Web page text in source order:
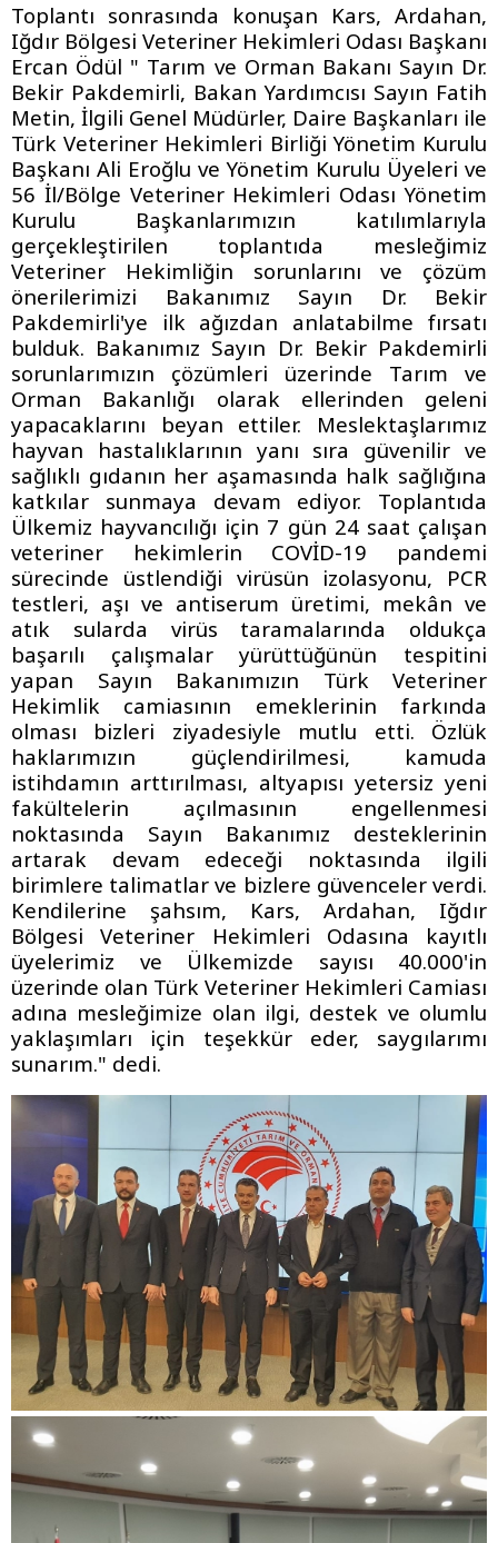
Toplantı sonrasında konuşan Kars, Ardahan,
Iğdır Bölgesi Veteriner Hekimleri Odası Başkanı
Ercan Ödül " Tarım ve Orman Bakanı Sayın Dr.
Bekir Pakdemirli, Bakan Yardımcısı Sayın Fatih
Metin, İlgili Genel Müdürler, Daire Başkanları ile
Türk Veteriner Hekimleri Birliği Yönetim Kurulu
Başkanı Ali Eroğlu ve Yönetim Kurulu Üyeleri ve
56 İl/Bölge Veteriner Hekimleri Odası Yönetim
Kurulu Başkanlarımızın katılımlarıyla
gerçekleştirilen toplantıda mesleğimiz
Veteriner Hekimliğin sorunlarını ve çözüm
önerilerimizi Bakanımız Sayın Dr. Bekir
Pakdemirli'ye ilk ağızdan anlatabilme fırsatı
bulduk. Bakanımız Sayın Dr. Bekir Pakdemirli
sorunlarımızın çözümleri üzerinde Tarım ve
Orman Bakanlığı olarak ellerinden geleni
yapacaklarını beyan ettiler. Meslektaşlarımız
hayvan hastalıklarının yanı sıra güvenilir ve
sağlıklı gıdanın her aşamasında halk sağlığına
katkılar sunmaya devam ediyor. Toplantıda
Ülkemiz hayvancılığı için 7 gün 24 saat çalışan
veteriner hekimlerin COVİD-19 pandemi
sürecinde üstlendiği virüsün izolasyonu, PCR
testleri, aşı ve antiserum üretimi, mekân ve
atık sularda virüs taramalarında oldukça
başarılı çalışmalar yürüttüğünün tespitini
yapan Sayın Bakanımızın Türk Veteriner
Hekimlik camiasının emeklerinin farkında
olması bizleri ziyadesiyle mutlu etti. Özlük
haklarımızın güçlendirilmesi, kamuda
istihdamın arttırılması, altyapısı yetersiz yeni
fakültelerin açılmasının engellenmesi
noktasında Sayın Bakanımız desteklerinin
artarak devam edeceği noktasında ilgili
birimlere talimatlar ve bizlere güvenceler verdi.
Kendilerine şahsım, Kars, Ardahan, Iğdır
Bölgesi Veteriner Hekimleri Odasına kayıtlı
üyelerimiz ve Ülkemizde sayısı 40.000'in
üzerinde olan Türk Veteriner Hekimleri Camiası
adına mesleğimize olan ilgi, destek ve olumlu
yaklaşımları için teşekkür eder, saygılarımı
sunarım." dedi.